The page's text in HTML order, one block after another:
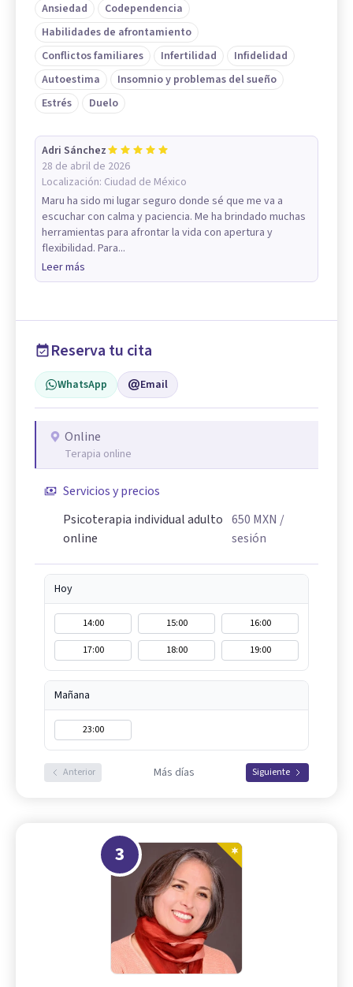
Ansiedad
Codependencia
Habilidades de afrontamiento
Conflictos familiares
Infertilidad
Infidelidad
Autoestima
Insomnio y problemas del sueño
Estrés
Duelo
Adri Sánchez
28 de abril de 2026
Localización: Ciudad de México
Maru ha sido mi lugar seguro donde sé que me va a
escuchar con calma y paciencia. Me ha brindado muchas
herramientas para afrontar la vida con apertura y
flexibilidad. Para...
Leer más
Reserva tu cita
WhatsApp Email
Online
Terapia online
Servicios y precios
Psicoterapia individual adulto
online
650 MXN /
sesión
Hoy
14:00 15:00
16:00
17:00
18:00 19:00
Mañana
23:00
Anterior Más días Siguiente
3